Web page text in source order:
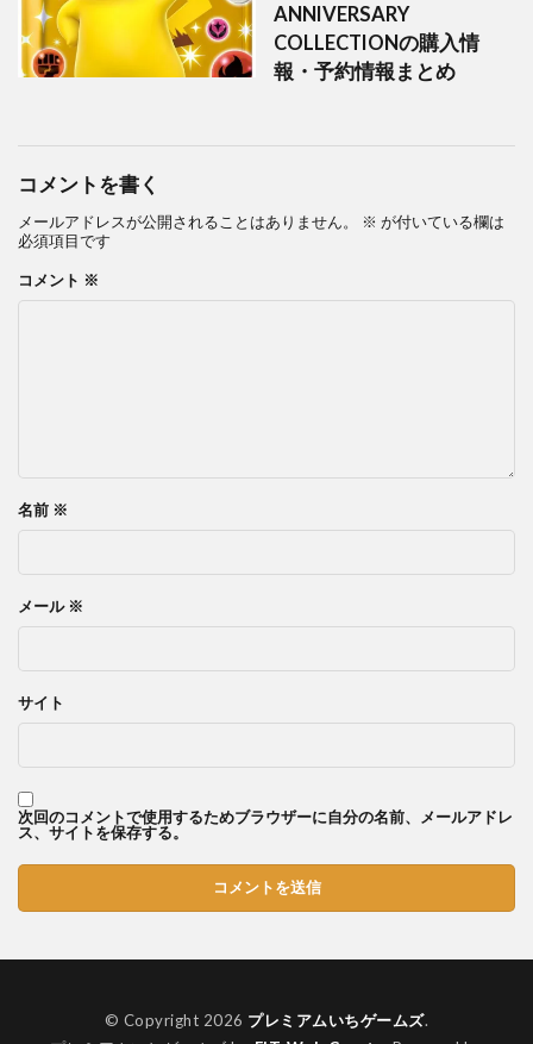
ANNIVERSARY
COLLECTIONの購入情
報・予約情報まとめ
コメントを書く
メールアドレスが公開されることはありません。 ※ が付いている欄は
必須項目です
コメント ※
名前 ※
メール ※
サイト
次回のコメントで使用するためブラウザーに自分の名前、メールアドレ
ス、サイトを保存する。
© Copyright 2026 プレミアムいちゲームズ.